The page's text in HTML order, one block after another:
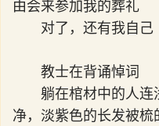
由会来参加我的葬礼
对了，还有我自己
教士在背诵悼词
躺在棺材中的人
净，淡紫色的长发被